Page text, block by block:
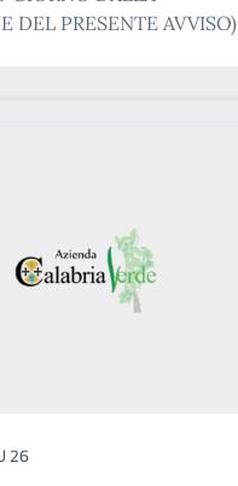
DEL PRESENTE AVVISO)
26